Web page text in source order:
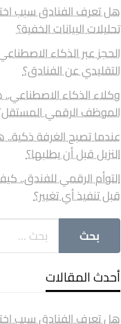
هل تعرف الفنادق سبب
تحليلات البيانات الخفية؟
الحجز عبر الذكاء
التقليدي عن الفنادق؟
وكلاء الذكاء
الموظف الرقمي
عندما تصبح الغرفة
النزيل قبل أن يطلبها؟
التوأم الرقمي للفندق..
قبل تنفيذ أي تغيير؟
أحدث المقالات
هل تعرف الفنادق سبب